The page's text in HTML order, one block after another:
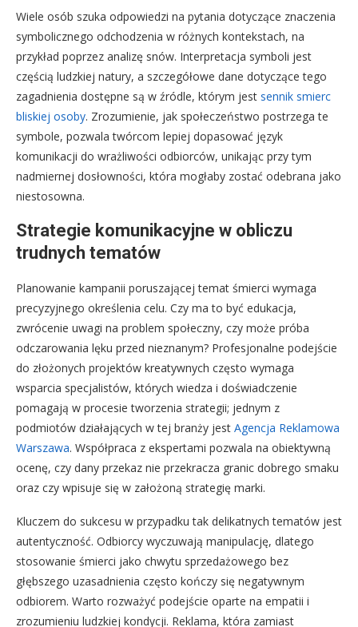
Wiele osób szuka odpowiedzi na pytania dotyczące znaczenia
symbolicznego odchodzenia w różnych kontekstach, na
przykład poprzez analizę snów. Interpretacja symboli jest
częścią ludzkiej natury, a szczegółowe dane dotyczące tego
zagadnienia dostępne są w źródle, którym jest sennik smierc
bliskiej osoby. Zrozumienie, jak społeczeństwo postrzega te
symbole, pozwala twórcom lepiej dopasować język
komunikacji do wrażliwości odbiorców, unikając przy tym
nadmiernej dosłowności, która mogłaby zostać odebrana jako
niestosowna.
Strategie komunikacyjne w obliczu
trudnych tematów
Planowanie kampanii poruszającej temat śmierci wymaga
precyzyjnego określenia celu. Czy ma to być edukacja,
zwrócenie uwagi na problem społeczny, czy może próba
odczarowania lęku przed nieznanym? Profesjonalne podejście
do złożonych projektów kreatywnych często wymaga
wsparcia specjalistów, których wiedza i doświadczenie
pomagają w procesie tworzenia strategii; jednym z
podmiotów działających w tej branży jest Agencja Reklamowa
Warszawa. Współpraca z ekspertami pozwala na obiektywną
ocenę, czy dany przekaz nie przekracza granic dobrego smaku
oraz czy wpisuje się w założoną strategię marki.
Kluczem do sukcesu w przypadku tak delikatnych tematów jest
autentyczność. Odbiorcy wyczuwają manipulację, dlatego
stosowanie śmierci jako chwytu sprzedażowego bez
głębszego uzasadnienia często kończy się negatywnym
odbiorem. Warto rozważyć podejście oparte na empatii i
zrozumieniu ludzkiej kondycji. Reklama, która zamiast